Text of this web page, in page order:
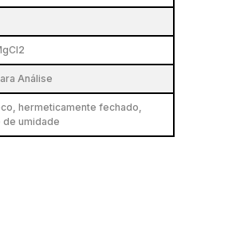
Análise
hermeticamente fechado,
umidade